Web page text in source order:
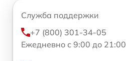
Служба поддержки
+7 (800) 301-34-05
Ежедневно с 9:00 до 21:00